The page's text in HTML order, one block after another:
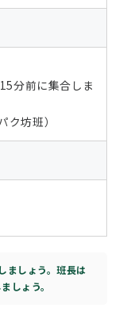
分前に集合しま
ク坊班）
ましょう。班長は
しょう。